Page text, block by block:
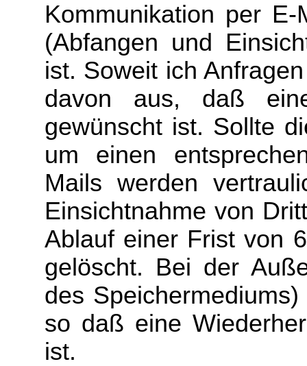
Kommunikation per
(Abfangen und
ist. Soweit ich
davon aus, daß
gewünscht ist. Sollte
um einen
Mails werden
Einsichtnahme von
Ablauf einer Frist von
gelöscht. Bei der
des
so daß eine
ist.